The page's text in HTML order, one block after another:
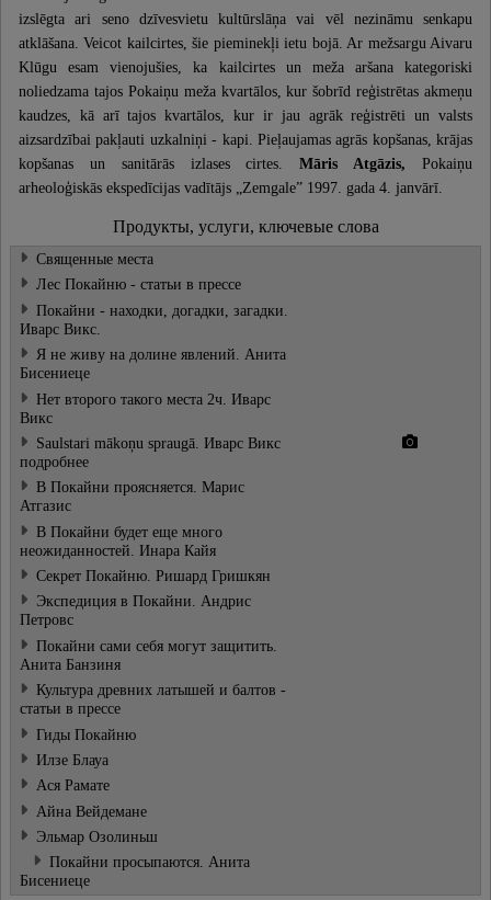
izslēgta ari seno dzīvesvietu kultūrslāņa vai vēl nezināmu senkapu
atklāšana. Veicot kailcirtes, šie pieminekļi ietu bojā. Ar mežsargu Aivaru
Klūgu esam vienojušies, ka kailcirtes un meža aršana kategoriski
noliedzama tajos Pokaiņu meža kvartālos, kur šobrīd reģistrētas akmeņu
kaudzes, kā arī tajos kvartālos, kur ir jau agrāk reģistrēti un valsts
aizsardzībai pakļauti uzkalniņi - kapi. Pieļaujamas agrās kopšanas, krājas
kopšanas un sanitārās izlases cirtes.Māris Atgāzis, Pokaiņu
arheoloģiskās ekspedīcijas vadītājs „Zemgale” 1997. gada 4. janvārī.
Продукты, услуги, ключевые слова
Священные места
Лес Покайню - статьи в прессе
Покайни - находки, догадки, загадки.
Иварс Викс.
Я не живу на долине явлений. Анита
Бисениеце
Нет второго такого места 2ч. Иварс
Викс
Saulstari mākoņu spraugā. Иварс Викс
подробнее
В Покайни проясняется. Марис
Атгазис
В Покайни будет еще много
неожиданностей. Инара Кайя
Секрет Покайню. Ришард Гришкян
Экспедиция в Покайни. Андрис
Петровс
Покайни сами себя могут защитить.
Анита Банзиня
Культура древних латышей и балтов -
статьи в прессе
Гиды Покайню
Илзе Блауа
Ася Рамате
Айна Вейдемане
Эльмар Озолиньш
Покайни просыпаются. Анита
Бисениеце